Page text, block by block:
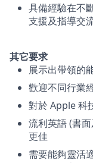
具備經驗在不
支援及指導交
其它要求
展示出帶領的
歡迎不同行業
對於 Apple 科
流利英語 (書
更佳
需要能夠靈活